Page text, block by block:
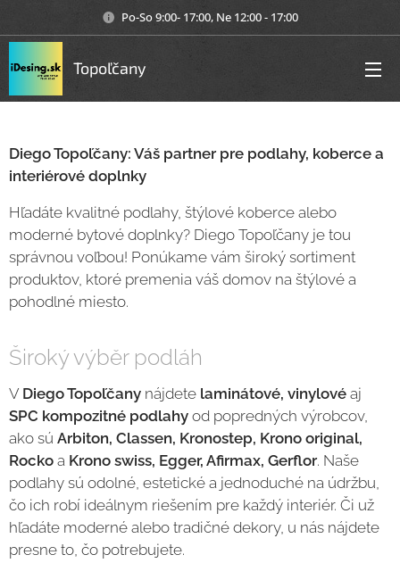
Po-So 9:00- 17:00, Ne 12:00 - 17:00
Topoľčany
Diego Topoľčany: Váš partner pre podlahy, koberce a
interiérové doplnky
Hľadáte kvalitné podlahy, štýlové koberce alebo
moderné bytové doplnky? Diego Topoľčany je tou
správnou voľbou! Ponúkame vám široký sortiment
produktov, ktoré premenia váš domov na štýlové a
pohodlné miesto.
Široký výběr podláh
V Diego Topoľčany nájdete laminátové, vinylové aj
SPC kompozitné podlahy od popredných výrobcov,
ako sú Arbiton, Classen, Kronostep, Krono original,
Rocko a Krono swiss, Egger, Afirmax, Gerflor. Naše
podlahy sú odolné, estetické a jednoduché na údržbu,
čo ich robí ideálnym riešením pre každý interiér. Či už
hľadáte moderné alebo tradičné dekory, u nás nájdete
presne to, čo potrebujete.